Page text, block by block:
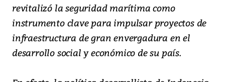
revitalizó la seguridad marítima como
instrumento clave para impulsar proyectos de
infraestructura de gran envergadura en el
desarrollo social y económico de su país.